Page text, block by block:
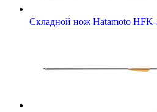
Складной нож Hatamoto